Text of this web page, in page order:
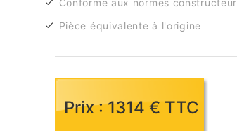
Conforme aux normes constructeur
Pièce équivalente à l'origine
Prix : 1314 € TTC